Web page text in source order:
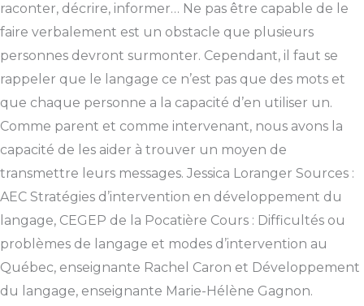
raconter, décrire, informer… Ne pas être capable de le
faire verbalement est un obstacle que plusieurs
personnes devront surmonter. Cependant, il faut se
rappeler que le langage ce n’est pas que des mots et
que chaque personne a la capacité d’en utiliser un.
Comme parent et comme intervenant, nous avons la
capacité de les aider à trouver un moyen de
transmettre leurs messages. Jessica Loranger Sources :
AEC Stratégies d’intervention en développement du
langage, CEGEP de la Pocatière Cours : Difficultés ou
problèmes de langage et modes d’intervention au
Québec, enseignante Rachel Caron et Développement
du langage, enseignante Marie-Hélène Gagnon.